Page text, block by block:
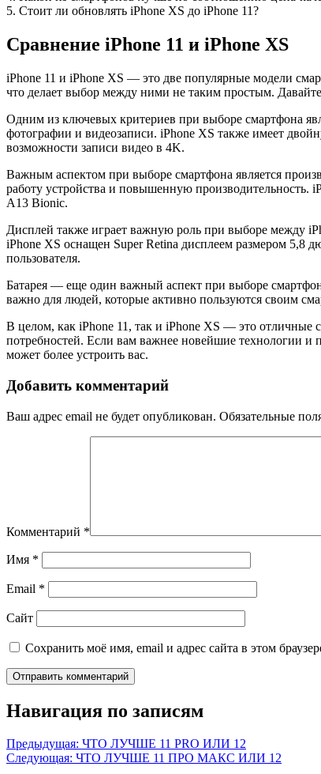
5. Стоит ли обновлять iPhone XS до iPhone 11?
Сравнение iPhone 11 и iPhone XS
iPhone 11 и iPhone XS — это две популярные модели
что делает выбор между ними не таким простым.
Одним из ключевых критериев при выборе смартфона
фотографии и видеозаписи. iPhone XS также имеет
возможности записи видео в 4K.
Важным аспектом при выборе смартфона является
работу устройства и повышенную производительность.
A13 Bionic.
Дисплей также играет важную роль при выборе между
iPhone XS оснащен Super Retina дисплеем размером 5,8
пользователя.
Батарея — еще один важный аспект при выборе
важно для людей, которые активно пользуются своим
В целом, как iPhone 11, так и iPhone XS — это
потребностей. Если вам важнее новейшие технологии и
может более устроить вас.
Добавить комментарий
Ваш адрес email не будет опубликован. Обязательные
Комментарий *
Имя *
Email *
Сайт
Сохранить моё имя, email и адрес сайта в этом
Навигация по записям
Предыдущая: ЧТО ЛУЧШЕ 11 PRO ИЛИ 12
Следующая: ЧТО ЛУЧШЕ 11 ПРО МАКС ИЛИ 12